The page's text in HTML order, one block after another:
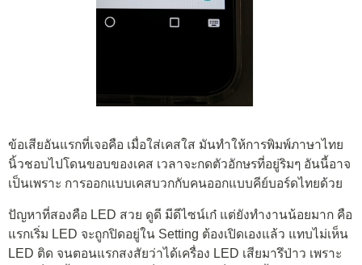
ข้อเสียอันแรกที่เจอคือ เมื่อใส่เคสใส มันทำให้การพิมพ์ภาษาไทย
นิ้วชอบไปโดนขอบของเคส เวลาจะกดตัวอักษรที่อยู่ริมๆ อันนี้อาจ
เป็นเพราะ การออกแบบเคสบวกกับคนออกแบบคีย์บอร์ดไทยด้วย
ปัญหาที่สองคือ LED สวย ดูดี มีดีไซน์เก๋ แต่ยังทำงานน้อยมาก คือ
แรกเริ่ม LED จะถูกปิดอยู่ใน Setting ต้องเปิดเองแล้ว แทบไม่เห็น
LED ติด จนตอนแรกสงสัยว่าได้เครื่อง LED เสียมารึป่าว เพราะ